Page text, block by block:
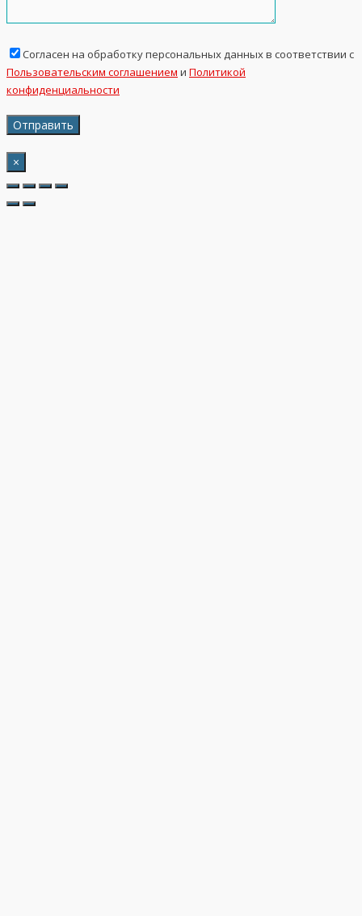
Согласен на обработку персональных данных в соответствии с
Пользовательским соглашением и Политикой
конфиденциальности
×